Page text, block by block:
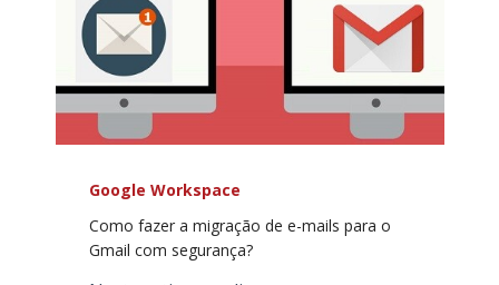
Google Workspace
Como fazer a migração de e-mails para o
Gmail com segurança?